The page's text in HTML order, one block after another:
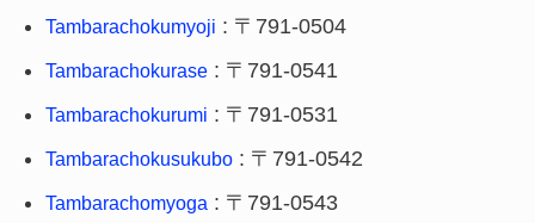
Tambarachokumyoji : 〒791-0504
Tambarachokurase : 〒791-0541
Tambarachokurumi : 〒791-0531
Tambarachokusukubo : 〒791-0542
Tambarachomyoga : 〒791-0543